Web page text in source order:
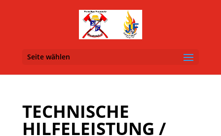
Seite wählen
TECHNISCHE
HILFELEISTUNG /